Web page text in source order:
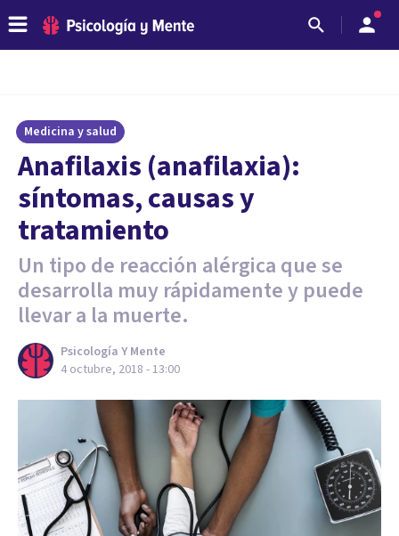
Medicina y salud
Anafilaxis (anafilaxia):
síntomas, causas y
tratamiento
Un tipo de reacción alérgica que se
desarrolla muy rápidamente y puede
llevar a la muerte.
Psicología Y Mente
4 octubre, 2018 - 13:00